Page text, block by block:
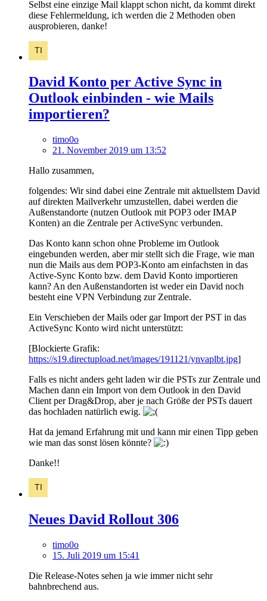
Selbst eine einzige Mail klappt schon nicht, da kommt direkt
diese Fehlermeldung, ich werden die 2 Methoden oben
ausprobieren, danke!
David Konto per Active Sync in
Outlook einbinden - wie Mails
importieren?
timo0o
21. November 2019 um 13:52
Hallo zusammen,
folgendes: Wir sind dabei eine Zentrale mit aktuellstem David
auf direkten Mailverkehr umzustellen, dabei werden die
Außenstandorte (nutzen Outlook mit POP3 oder IMAP
Konten) an die Zentrale per ActiveSync verbunden.
Das Konto kann schon ohne Probleme im Outlook
eingebunden werden, aber mir stellt sich die Frage, wie man
nun die Mails aus dem POP3-Konto am einfachsten in das
Active-Sync Konto bzw. dem David Konto importieren
kann? An den Außenstandorten ist weder ein David noch
besteht eine VPN Verbindung zur Zentrale.
Ein Verschieben der Mails oder gar Import der PST in das
ActiveSync Konto wird nicht unterstützt:
[Blockierte Grafik:
https://s19.directupload.net/images/191121/ynvaplbt.jpg]
Falls es nicht anders geht laden wir die PSTs zur Zentrale und
Machen dann ein Import von dem Outlook in den David
Client per Drag&Drop, aber je nach Größe der PSTs dauert
das hochladen natürlich ewig.
Hat da jemand Erfahrung mit und kann mir einen Tipp geben
wie man das sonst lösen könnte?
Danke!!
Neues David Rollout 306
timo0o
15. Juli 2019 um 15:41
Die Release-Notes sehen ja wie immer nicht sehr
bahnbrechend aus.